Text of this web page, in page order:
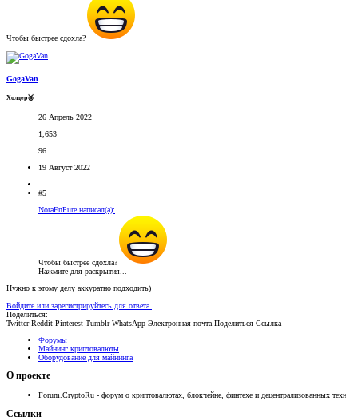
Чтобы быстрее сдохла?
GogaVan
Холдер🥉
26 Апрель 2022
1,653
96
19 Август 2022
#5
NoraEnPure написал(а):
Чтобы быстрее сдохла?
Нажмите для раскрытия...
Нужно к этому делу аккуратно подходить)
Войдите или зарегистрируйтесь для ответа.
Поделиться:
Twitter Reddit Pinterest Tumblr WhatsApp Электронная почта Поделиться Ссылка
Форумы
Майнинг криптовалюты
Оборудование для майнинга
О проекте
Forum.CryptoRu - форум о криптовалютах, блокчейне, финтехе и децентрализованных
Ссылки